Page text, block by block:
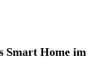
Smart Home im